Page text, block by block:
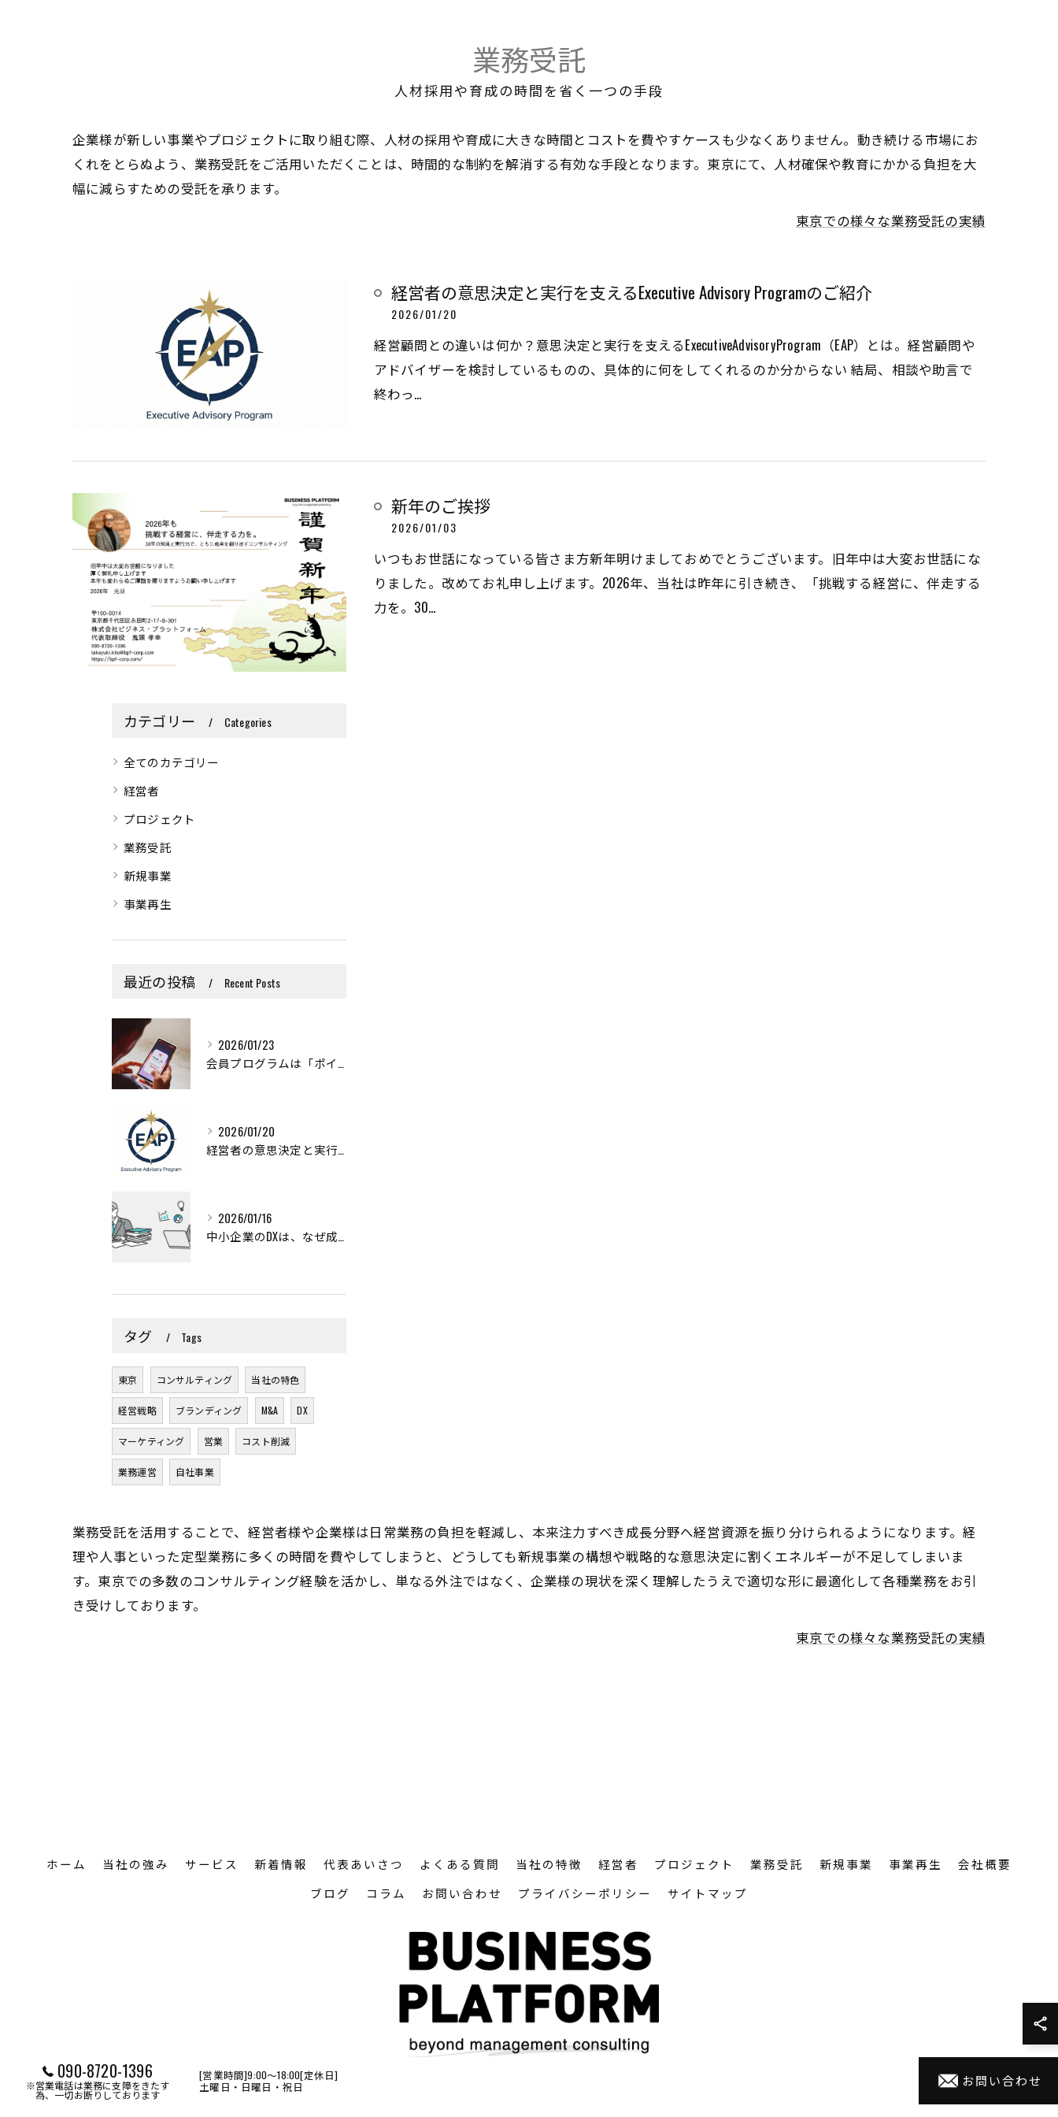
業務受託
人材採用や育成の時間を省く一つの手段
企業様が新しい事業やプロジェクトに取り組む際、人材の採用や育成に大きな時間とコストを費やすケースも少なくありません。動き続ける市場にお
くれをとらぬよう、業務受託をご活用いただくことは、時間的な制約を解消する有効な手段となります。東京にて、人材確保や教育にかかる負担を大
幅に減らすための受託を承ります。
東京での様々な業務受託の実績
経営者の意思決定と実行を支えるExecutive Advisory Programのご紹介
2026/01/20
経営顧問との違いは何か？意思決定と実行を支えるExecutiveAdvisoryProgram（EAP）とは。経営顧問や
アドバイザーを検討しているものの、具体的に何をしてくれるのか分からない 結局、相談や助言で
終わっ…
新年のご挨拶
2026/01/03
いつもお世話になっている皆さま方新年明けましておめでとうございます。旧年中は大変お世話にな
りました。改めてお礼申し上げます。2026年、当社は昨年に引き続き、「挑戦する経営に、伴走する
力を。30…
カテゴリー Categories
全てのカテゴリー
経営者
プロジェクト
業務受託
新規事業
事業再生
最近の投稿 Recent Posts
2026/01/23
会員プログラムは「ポイント施策」のままでよいのか？
2026/01/20
経営者の意思決定と実行を支えるExecutive Advisory Programのご紹介
2026/01/16
中小企業のDXは、なぜ成果につながらないのか
タグ Tags
東京 コンサルティング 当社の特色
経営戦略 ブランディング M&A DX
マーケティング 営業 コスト削減
業務運営 自社事業
業務受託を活用することで、経営者様や企業様は日常業務の負担を軽減し、本来注力すべき成長分野へ経営資源を振り分けられるようになります。経
理や人事といった定型業務に多くの時間を費やしてしまうと、どうしても新規事業の構想や戦略的な意思決定に割くエネルギーが不足してしまいま
す。東京での多数のコンサルティング経験を活かし、単なる外注ではなく、企業様の現状を深く理解したうえで適切な形に最適化して各種業務をお引
き受けしております。
東京での様々な業務受託の実績
090-8720-1396
※営業電話は業務に支障をきたす
為、一切お断りしております
[営業時間]9:00～18:00[定休日]
土曜日・日曜日・祝日 お問い合わせ
ホーム 当社の強み サービス 新着情報 代表あいさつ よくある質問 当社の特徴 経営者 プロジェクト 業務受託 新規事業 事業再生
会社概要
ブログ
コラム お問い合わせ プライバシーポリシー サイトマップ